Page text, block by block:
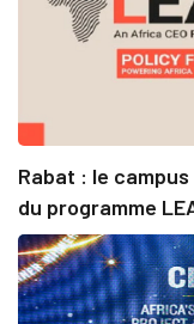
Rabat : le
du programme